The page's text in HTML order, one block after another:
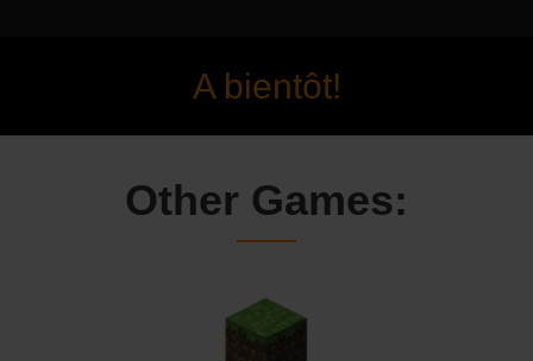
A bientôt!
Other Games: